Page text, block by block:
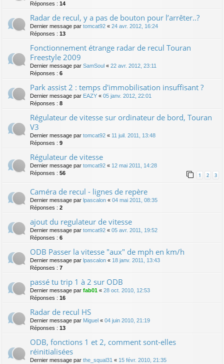
Réponses : 14
Radar de recul, y a pas de bouton pour l’arrêter..?
Dernier message par tomcat92 « 24 avr. 2012, 16:24
Réponses : 13
Fonctionnement étrange radar de recul Touran
Freestyle 2009
Dernier message par SamSoul « 22 avr. 2012, 23:11
Réponses : 6
Park assist 2 : temps d'immobilisation insuffisant ?
Dernier message par EAZY « 05 janv. 2012, 22:01
Réponses : 8
Régulateur de vitesse sur ordinateur de bord, Touran
V3
Dernier message par tomcat92 « 11 juil. 2011, 13:48
Réponses : 9
Régulateur de vitesse
Dernier message par tomcat92 « 12 mai 2011, 14:28
Réponses : 56 1 2 3
Caméra de recul - lignes de repère
Dernier message par lpascalon « 04 mai 2011, 08:35
Réponses : 2
ajout du regulateur de vitesse
Dernier message par tomcat92 « 05 avr. 2011, 19:52
Réponses : 6
ODB Passer la vitesse "aux" de mph en km/h
Dernier message par lpascalon « 18 janv. 2011, 13:43
Réponses : 7
passé tu trip 1 à 2 sur ODB
Dernier message par fab01 « 28 oct. 2010, 12:53
Réponses : 16
Radar de recul HS
Dernier message par Miguel « 04 juin 2010, 21:19
Réponses : 13
ODB, fonctions 1 et 2, comment sont-elles
réinitialisées
Dernier message par the_squal31 « 15 févr. 2010, 21:35